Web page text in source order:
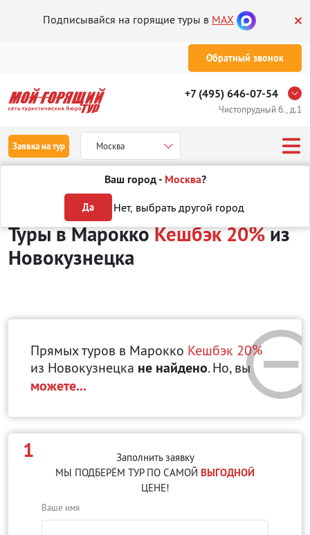
Подписывайся на горящие туры в MAX
Обратный звонок
+7 (495) 646-07-54
Чистопрудный б., д.1
Заявка на тур Москва
Ваш город - Москва?
Да Нет, выбрать другой город
Отдых в Марокко Кешбэк 20%
Туры в МароккоКешбэк 20%из
Новокузнецка
Прямых туров в Марокко Кешбэк 20%
из Новокузнецка не найдено. Но, вы
можете...
1
Заполнить заявку
МЫ ПОДБЕРЁМ ТУР ПО САМОЙ ВЫГОДНОЙ
ЦЕНЕ!
Ваше имя